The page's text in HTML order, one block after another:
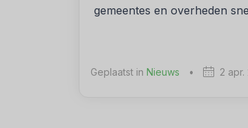
gemeentes en overheden
Geplaatst in Nieuws • 2